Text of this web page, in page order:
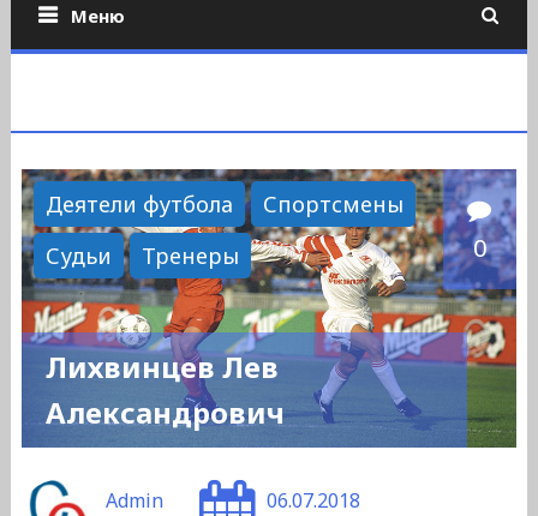
Меню
Деятели футбола
Спортсмены
Судьи
Тренеры 0
Лихвинцев Лев
Александрович
Admin 06.07.2018